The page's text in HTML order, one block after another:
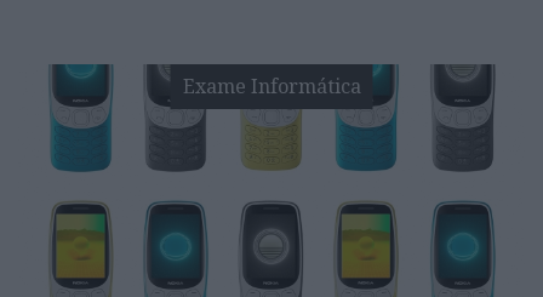
Exame Informática